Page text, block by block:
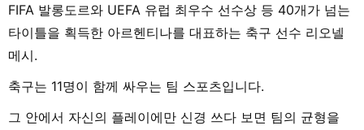
FIFA 발롱도르와 UEFA 유럽 최우수 선수상 등 40개가 넘는
타이틀을 획득한 아르헨티나를 대표하는 축구 선수 리오넬
메시.
축구는 11명이 함께 싸우는 팀 스포츠입니다.
그 안에서 자신의 플레이에만 신경 쓰다 보면 팀의 균형을